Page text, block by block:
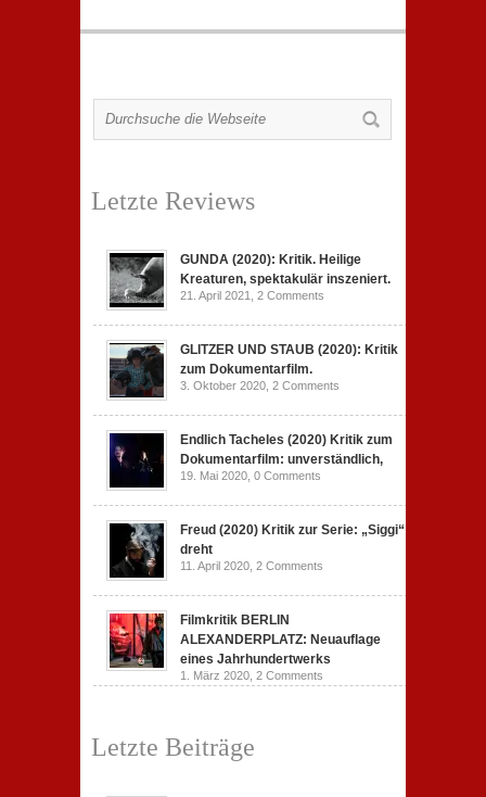
Letzte Reviews
GUNDA (2020): Kritik. Heilige
Kreaturen, spektakulär inszeniert.
21. April 2021, 2 Comments
GLITZER UND STAUB (2020): Kritik
zum Dokumentarfilm.
3. Oktober 2020, 2 Comments
Endlich Tacheles (2020) Kritik zum
Dokumentarfilm: unverständlich,
19. Mai 2020, 0 Comments
Freud (2020) Kritik zur Serie: „Siggi“
dreht
11. April 2020, 2 Comments
Filmkritik BERLIN
ALEXANDERPLATZ: Neuauflage
eines Jahrhundertwerks
1. März 2020, 2 Comments
Letzte Beiträge